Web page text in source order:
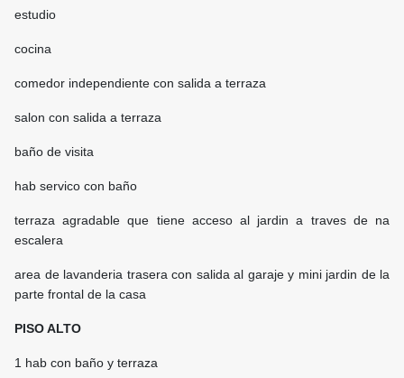
estudio
cocina
comedor independiente con salida a terraza
salon con salida a terraza
baño de visita
hab servico con baño
terraza agradable que tiene acceso al jardin a traves de na
escalera
area de lavanderia trasera con salida al garaje y mini jardin de la
parte frontal de la casa
PISO ALTO
1 hab con baño y terraza